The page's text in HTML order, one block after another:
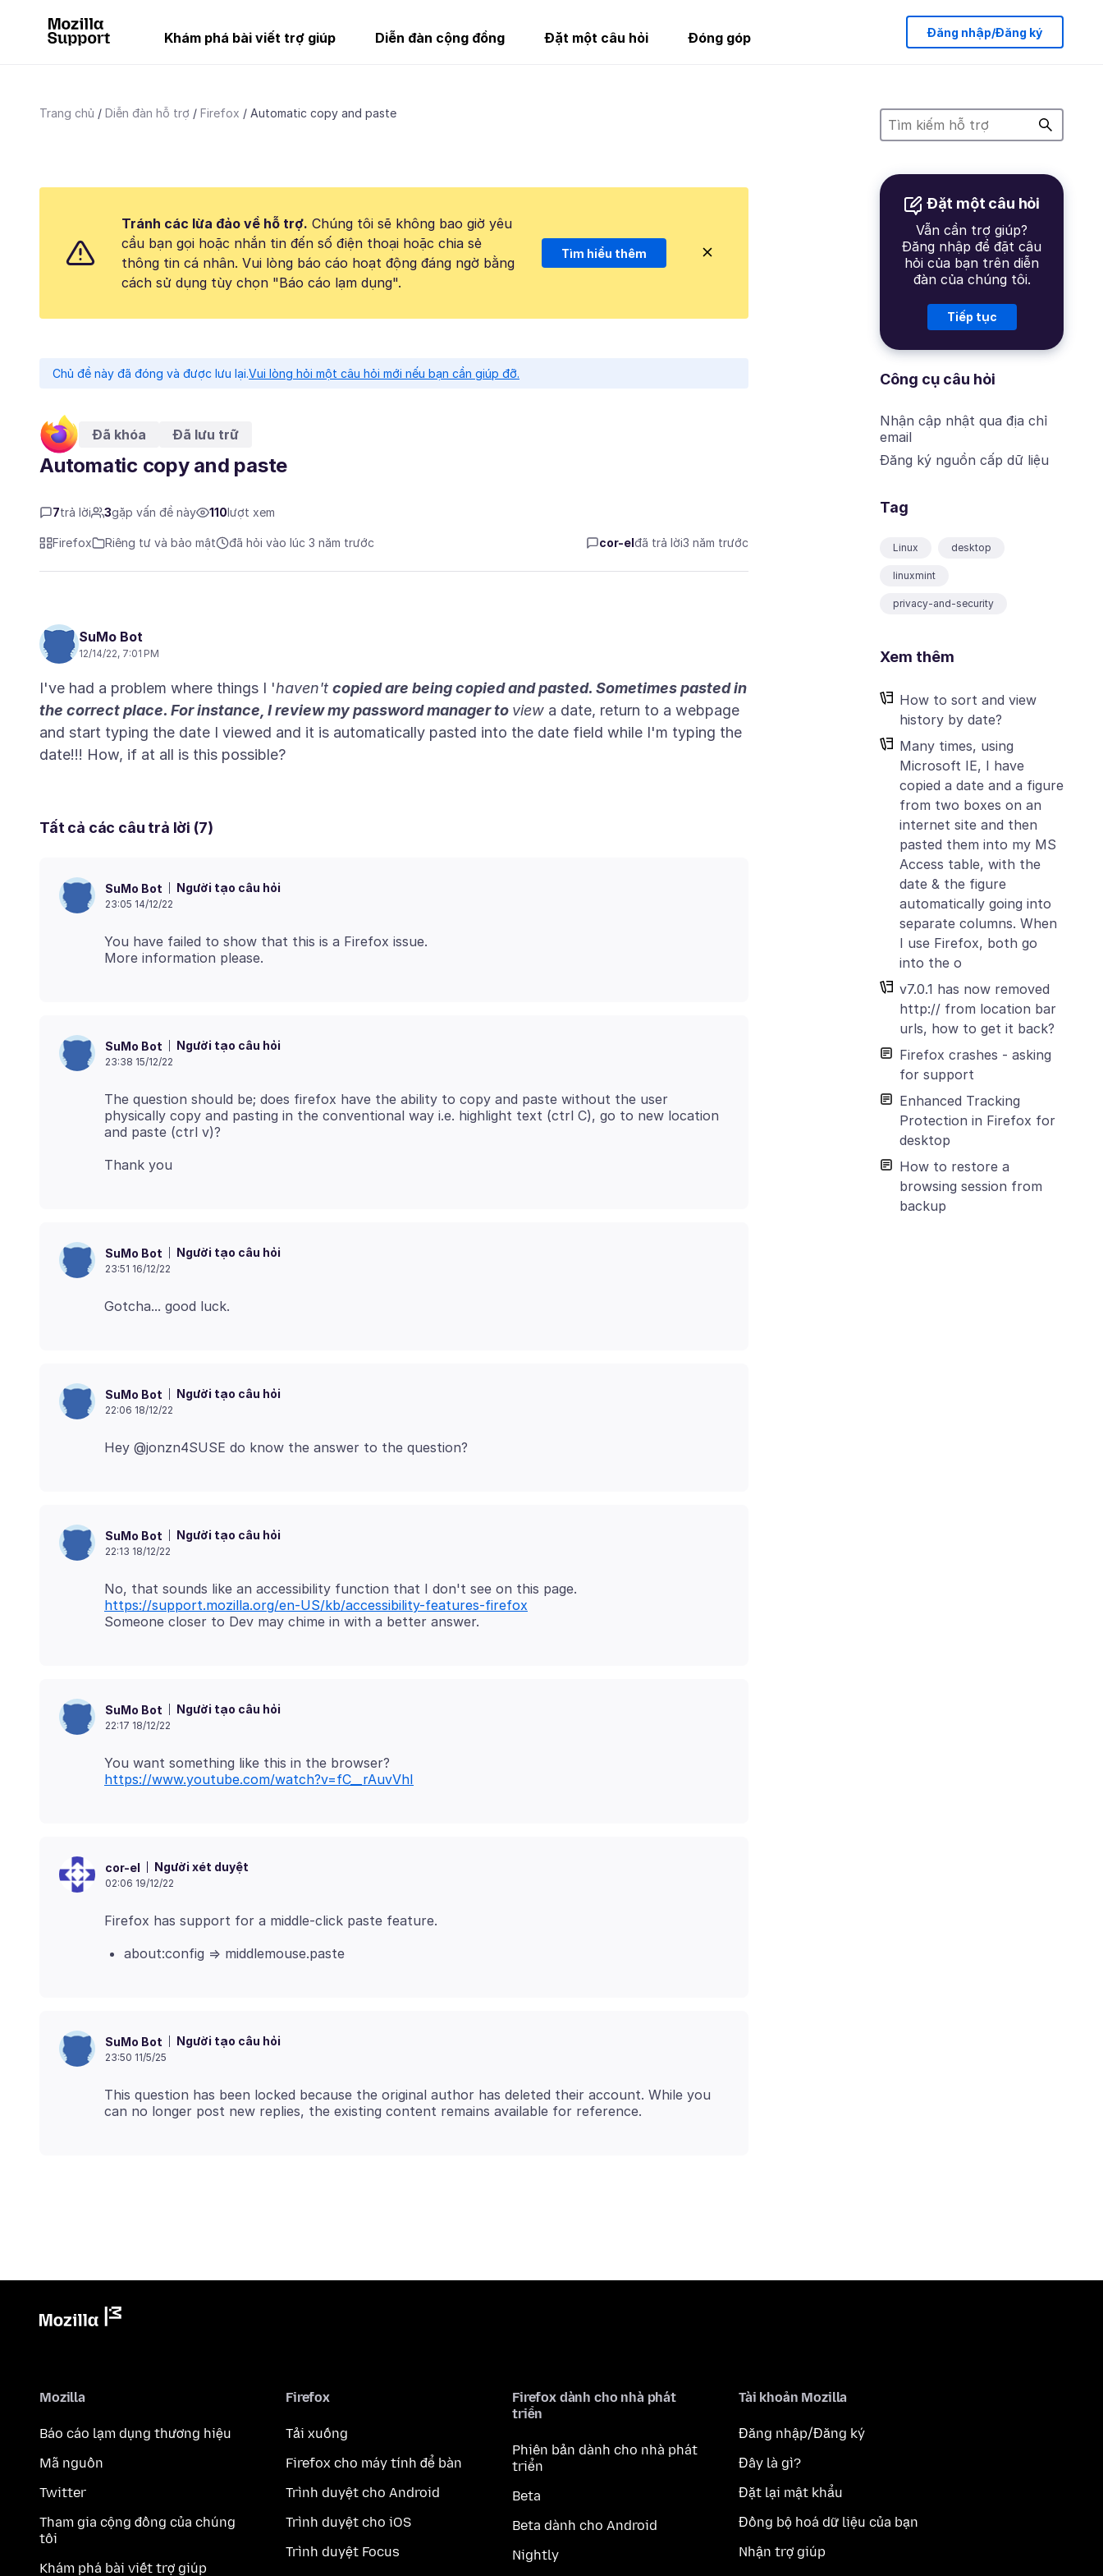
Khám phá bài viết trợ giúp Diễn đàn cộng đồng Đặt một câu hỏi Đóng góp Đăng nhập/Đăng ký
Trang chủ Diễn đàn hỗ trợ Firefox Automatic copy and paste
Đặt một câu hỏi
Vẫn cần trợ giúp?
Đăng nhập để đặt câu
hỏi của bạn trên diễn
đàn của chúng tôi.
Tiếp tục
Công cụ câu hỏi
Nhận cập nhật qua địa chỉ
email
Đăng ký nguồn cấp dữ liệu
Tag
Linux desktop
linuxmint
privacy-and-security
Xem thêm
How to sort and view
history by date?
Many times, using
Microsoft IE, I have
copied a date and a figure
from two boxes on an
internet site and then
pasted them into my MS
Access table, with the
date & the figure
automatically going into
separate columns. When
I use Firefox, both go
into the o
v7.0.1 has now removed
http:// from location bar
urls, how to get it back?
Firefox crashes - asking
for support
Enhanced Tracking
Protection in Firefox for
desktop
How to restore a
browsing session from
backup
Tránh các lừa đảo về hỗ trợ. Chúng tôi sẽ không bao giờ yêu
cầu bạn gọi hoặc nhắn tin đến số điện thoại hoặc chia sẻ
thông tin cá nhân. Vui lòng báo cáo hoạt động đáng ngờ bằng
cách sử dụng tùy chọn "Báo cáo lạm dụng".
Tìm hiểu thêm
Chủ đề này đã đóng và được lưu lại.Vui lòng hỏi một câu hỏi mới nếu bạn cần giúp đỡ.
Đã khóa Đã lưu trữ
Automatic copy and paste
7trả lời 3gặp vấn đề này 110 lượt xem
Firefox Riêng tư và bảo mật đã hỏi vào lúc 3 năm trước cor-el đã trả lời3 năm trước
SuMo Bot
12/14/22, 7:01 PM
I've had a problem where things I 'haven't copied are being copied and pasted. Sometimes pasted in
the correct place. For instance, I review my password manager to view a date, return to a webpage
and start typing the date I viewed and it is automatically pasted into the date field while I'm typing the
Tất cả các câu trả lời (7)
SuMo Bot Người tạo câu hỏi
23:05 14/12/22
You have failed to show that this is a Firefox issue.
SuMo Bot Người tạo câu hỏi
23:38 15/12/22
The question should be; does firefox have the ability to copy and paste without the user
physically copy and pasting in the conventional way i.e. highlight text (ctrl C), go to new location
SuMo Bot Người tạo câu hỏi
23:51 16/12/22
SuMo Bot Người tạo câu hỏi
22:06 18/12/22
SuMo Bot Người tạo câu hỏi
22:13 18/12/22
https://support.mozilla.org/en-US/kb/accessibility-features-firefox
SuMo Bot Người tạo câu hỏi
22:17 18/12/22
https://www.youtube.com/watch?v=fC__rAuvVhI
cor-el Người xét duyệt
02:06 19/12/22
about:config => middlemouse.paste
SuMo Bot Người tạo câu hỏi
23:50 11/5/25
This question has been locked because the original author has deleted their account. While you
Mozilla
Báo cáo lạm dụng thương hiệu
Mã nguồn
Twitter
Tham gia cộng đồng của chúng
tôi
Khám phá bài viết trợ giúp
Firefox
Tải xuống
Firefox cho máy tính để bàn
Trình duyệt cho Android
Trình duyệt cho iOS
Trình duyệt Focus
Firefox dành cho nhà phát
triển
Phiên bản dành cho nhà phát
triển
Beta
Beta dành cho Android
Nightly
Tài khoản Mozilla
Đăng nhập/Đăng ký
Đây là gì?
Đặt lại mật khẩu
Đồng bộ hoá dữ liệu của bạn
Nhận trợ giúp